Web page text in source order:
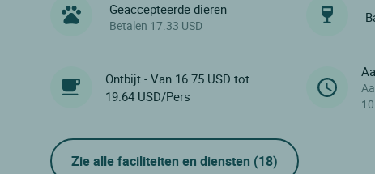
Geaccepteerde dieren
Betalen 17.33 USD
Ontbijt - Van 16.75 USD tot
19.64 USD/Pers
Zie alle faciliteiten en diensten (18)